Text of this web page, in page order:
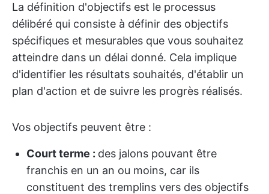
La définition d'objectifs est le processus
délibéré qui consiste à définir des objectifs
spécifiques et mesurables que vous souhaitez
atteindre dans un délai donné. Cela implique
d'identifier les résultats souhaités, d'établir un
plan d'action et de suivre les progrès réalisés.
Vos objectifs peuvent être :
Court terme : des jalons pouvant être
franchis en un an ou moins, car ils
constituent des tremplins vers des objectifs